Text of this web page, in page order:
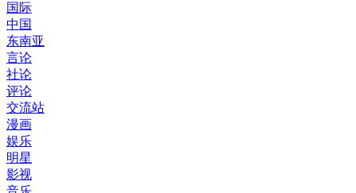
国际
中国
东南亚
言论
社论
评论
交流站
漫画
娱乐
明星
影视